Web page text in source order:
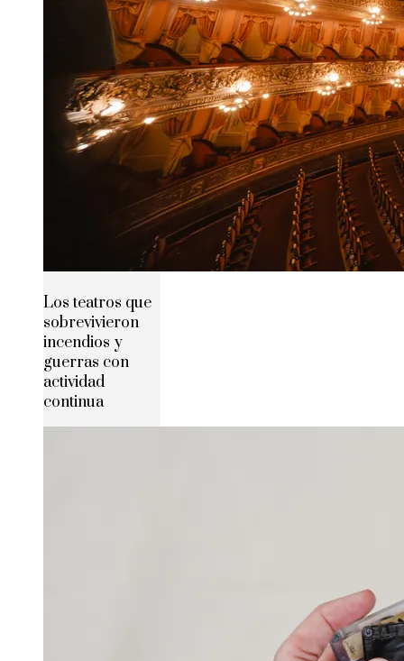
Los teatros que
sobrevivieron
incendios y
guerras con
actividad
continua